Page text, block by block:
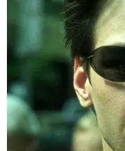
Lidokain
používaný
stomatitidy
sliznice.
Anestezin